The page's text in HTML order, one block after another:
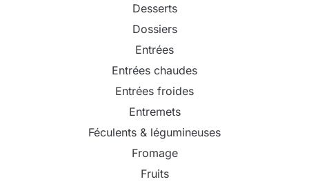
Desserts
Dossiers
Entrées
Entrées chaudes
Entrées froides
Entremets
Féculents & légumineuses
Fromage
Fruits